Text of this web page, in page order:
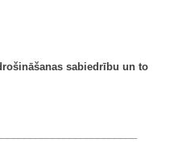
sabiedrību un to